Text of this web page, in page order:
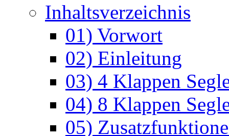
Inhaltsverzeichnis
01) Vorwort
02) Einleitung
03) 4 Klappen
04) 8 Klappen
05)